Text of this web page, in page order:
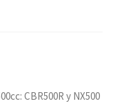
CBR500R y NX500